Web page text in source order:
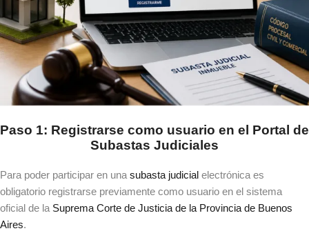
Paso 1: Registrarse como usuario en el Portal de
Subastas Judiciales
Para poder participar en una subasta judicial electrónica es
obligatorio registrarse previamente como usuario en el sistema
oficial de la Suprema Corte de Justicia de la Provincia de Buenos
Aires.